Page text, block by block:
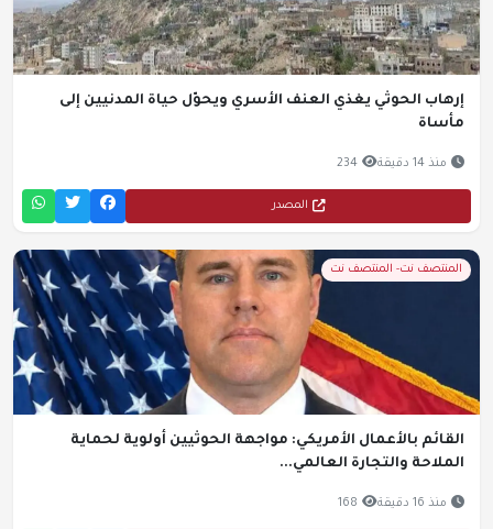
إرهاب الحوثي يغذي العنف الأسري ويحوّل حياة المدنيين إلى
مأساة
منذ 14 دقيقة 234
المصدر
المنتصف نت- المنتصف نت
القائم بالأعمال الأمريكي: مواجهة الحوثيين أولوية لحماية
الملاحة والتجارة العالمي...
منذ 16 دقيقة 168